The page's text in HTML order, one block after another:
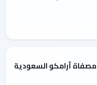
أرامكو السعودية